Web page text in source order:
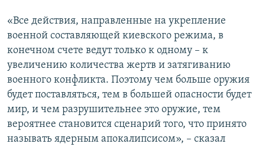
«Все действия, направленные на укрепление
военной составляющей киевского режима, в
конечном счете ведут только к одному – к
увеличению количества жертв и затягиванию
военного конфликта. Поэтому чем больше оружия
будет поставляться, тем в большей опасности будет
мир, и чем разрушительнее это оружие, тем
вероятнее становится сценарий того, что принято
называть ядерным апокалипсисом», – сказал